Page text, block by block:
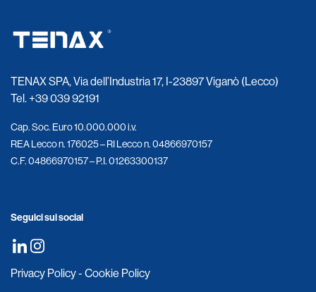
TENAX SPA, Via dell’Industria 17, I-23897 Viganò (Lecco)
Tel.+39 039 92191
Cap. Soc. Euro 10.000.000 i.v.
REA Lecco n. 176025 – RI Lecco n. 04866970157
C.F. 04866970157 – P.I. 01263300137
Seguici sui social
Privacy Policy- Cookie Policy